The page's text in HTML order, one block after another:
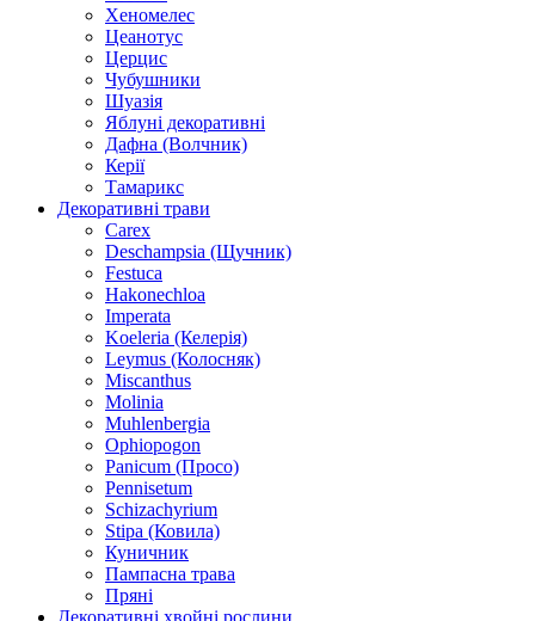
Хеномелес
Цеанотус
Церцис
Чубушники
Шуазія
Яблуні декоративні
Дафна (Волчник)
Керії
Тамарикс
Декоративні трави
Carex
Deschampsia (Щучник)
Festuca
Hakonechloa
Imperata
Koeleria (Келерія)
Leymus (Колосняк)
Miscanthus
Molinia
Muhlenbergia
Ophiopogon
Panicum (Просо)
Pennisetum
Schizachyrium
Stipa (Ковила)
Куничник
Пампасна трава
Пряні
Декоративні хвойні рослини